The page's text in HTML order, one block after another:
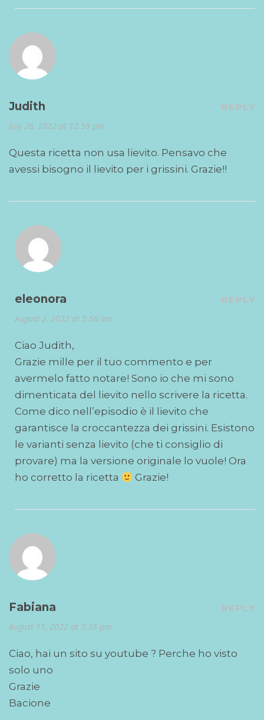
Judith
July 26, 2022 at 12:59 pm
REPLY
Questa ricetta non usa lievito. Pensavo che
avessi bisogno il lievito per i grissini. Grazie!!
eleonora
August 2, 2022 at 5:56 am
REPLY
Ciao Judith,
Grazie mille per il tuo commento e per
avermelo fatto notare! Sono io che mi sono
dimenticata del lievito nello scrivere la ricetta.
Come dico nell’episodio è il lievito che
garantisce la croccantezza dei grissini. Esistono
le varianti senza lievito (che ti consiglio di
provare) ma la versione originale lo vuole! Ora
ho corretto la ricetta
Grazie!
Fabiana
August 11, 2022 at 3:36 pm
REPLY
Ciao, hai un sito su youtube ? Perche ho visto
solo uno
Grazie
Bacione